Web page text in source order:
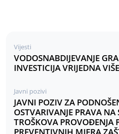
Vijesti
VODOSNABDIJEVANJE
INVESTICIJA VRIJEDNA
Javni pozivi
JAVNI POZIV ZA
OSTVARIVANJE PRAVA
TROŠKOVA PROVOĐENJA